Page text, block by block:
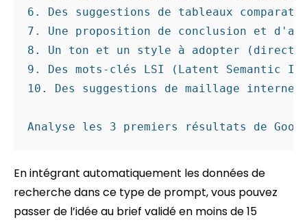
6. Des suggestions de tableaux
7. Une proposition de conclusion et
8. Un ton et un style à adopter (direct,
9. Des mots-clés LSI (Latent Semantic
10. Des suggestions de maillage
En intégrant automatiquement les données de
recherche dans ce type de prompt, vous pouvez
passer de l’idée au brief validé en moins de 15